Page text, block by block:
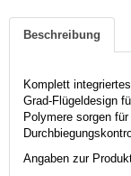
Beschreibung
Komplett
Grad-Flügeldesign
Polymere sorgen
Angaben zur